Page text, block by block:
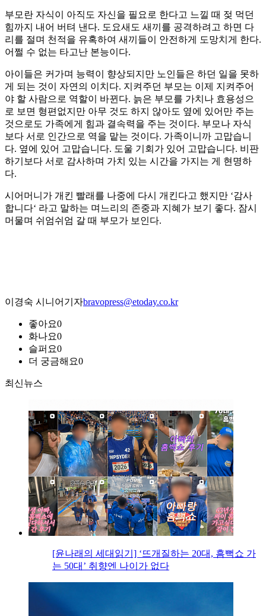
부모란 자식이 아직도 자신을 필요로 한다고 느낄 때 젖 먹던
힘까지 내어 버텨 낸다. 도요새도 새끼를 공격하려고 하면 다
리를 절며 천적을 유혹하여 새끼들이 안전하게 도망치게 한다.
어쩔 수 없는 타고난 본능이다.
아이들은 커가며 능력이 향상되지만 노인들은 하던 일을 못하
게 되는 것이 자연의 이치다. 지켜주던 부모는 이제 지켜주어
야 할 사람으로 역할이 바뀐다. 늙은 부모를 가치나 효용성으
로 보면 형편없지만 아무 것도 하지 않아도 옆에 있어만 주는
것으로도 가족에게 힘과 결속력을 주는 것이다. 부모나 자식
보다 서로 인간으로 역을 맡는 것이다. 가족이니까 고맙습니
다. 옆에 있어 고맙습니다. 도울 기회가 있어 고맙습니다. 비판
하기보다 서로 감사하며 가치 있는 시간을 가지는 게 현명하
다.
시어머니가 개킨 빨래를 나중에 다시 개킨다고 했지만 ‘감사
합니다‘ 라고 말하는 며느리의 존중과 지혜가 보기 좋다. 잠시
머물며 쉬엄쉬엄 갈 때 부모가 보인다.
이경숙 시니어기자bravopress@etoday.co.kr
좋아요0
화나요0
슬퍼요0
더 궁금해요0
최신뉴스
[윤나래의 세대읽기] ‘뜨개질하는 20대, 흠뻑쇼 가
는 50대’ 취향엔 나이가 없다